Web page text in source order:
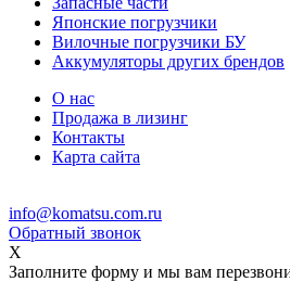
Японские погрузчики
Вилочные погрузчики БУ
Аккумуляторы других брендов
О нас
Продажа в лизинг
Контакты
Карта сайта
info@komatsu.com.ru
Обратный звонок
X
Заполните форму и мы вам